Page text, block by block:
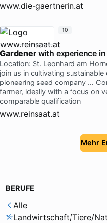
www.die-gaertnerin.at
Gardenerwith experience
Location: St. Leonhard am
join us in cultivating
pioneering seed company …
farmer, ideally with a focus on
comparable qualification
www.reinsaat.at
10
Mehr
BERUFE
Alle
Landwirtschaft/Tiere/